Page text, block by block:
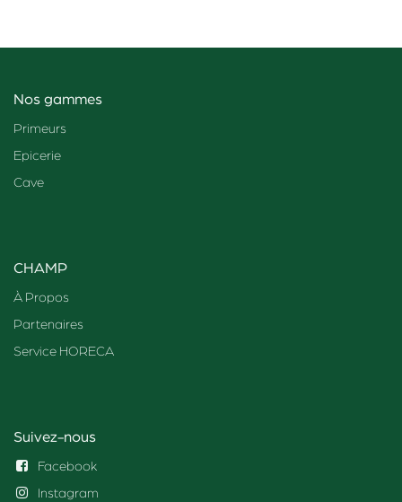
Nos gammes
Primeurs
Epicerie
Cave
CHAMP
À Propos
Partenaires
Service HORECA
Suivez-nous
Facebook
Instagram